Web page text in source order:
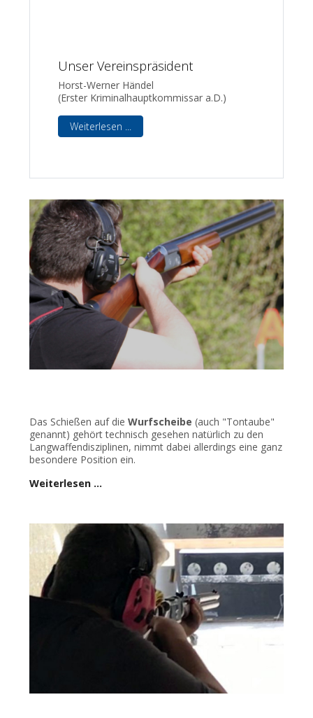
Unser Vereinspräsident
Horst-Werner Händel
(Erster Kriminalhauptkommissar a.D.)
Weiterlesen ...
Das Schießen auf die Wurfscheibe (auch "Tontaube"
genannt) gehört technisch gesehen natürlich zu den
Langwaffendisziplinen, nimmt dabei allerdings eine ganz
besondere Position ein.
Weiterlesen …